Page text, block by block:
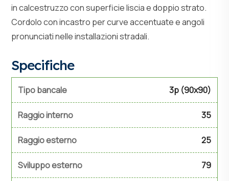
in calcestruzzo con superficie liscia e doppio strato.
Cordolo con incastro per curve accentuate e angoli
pronunciati nelle installazioni stradali.
Specifiche
Tipo bancale 3p (90x90)
Raggio interno 35
Raggio esterno 25
Sviluppo esterno 79